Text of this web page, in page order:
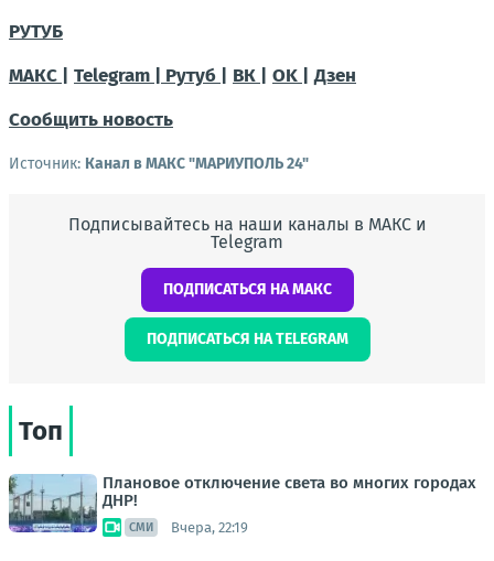
РУТУБ
МАКС |
Telegram | Рутуб | ВК | OK |
Дзен
Сообщить новость
Источник: Канал в МАКС "МАРИУПОЛЬ 24"
Подписывайтесь на наши каналы в МАКС и
Telegram
ПОДПИСАТЬСЯ НА МАКС
ПОДПИСАТЬСЯ НА TELEGRAM
Топ
Плановое отключение света во многих городах
ДНР!
СМИ Вчера, 22:19